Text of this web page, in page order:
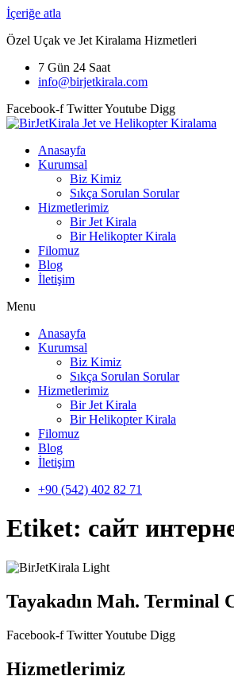
İçeriğe atla
Özel Uçak ve Jet Kiralama Hizmetleri
7 Gün 24 Saat
info@birjetkirala.com
Facebook-f TwitterYoutube Digg
Anasayfa
Kurumsal
Biz Kimiz
Sıkça Sorulan Sorular
Hizmetlerimiz
Bir Jet Kirala
Bir Helikopter Kirala
Filomuz
Blog
İletişim
Menu
Anasayfa
Kurumsal
Biz Kimiz
Sıkça Sorulan Sorular
Hizmetlerimiz
Bir Jet Kirala
Bir Helikopter Kirala
Filomuz
Blog
İletişim
+90 (542) 402 82 71
Etiket: сайт
Tayakadın Mah. Terminal
Facebook-f TwitterYoutube Digg
Hizmetlerimiz